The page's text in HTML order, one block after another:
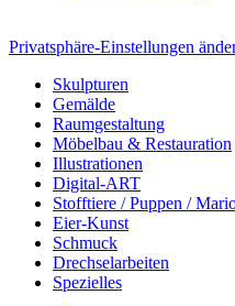
Privatsphäre-Einstellungen
Skulpturen
Gemälde
Raumgestaltung
Möbelbau & Restauration
Illustrationen
Digital-ART
Stofftiere / Puppen /
Eier-Kunst
Schmuck
Drechselarbeiten
Spezielles